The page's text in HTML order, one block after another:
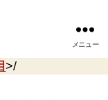
メニュー
>/